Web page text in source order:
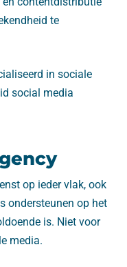
te
in sociale
social media
op ieder vlak, ook
ondersteunen op het
is. Niet voor
media.